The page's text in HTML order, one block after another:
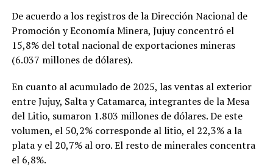
De acuerdo a los registros de la Dirección Nacional de
Promoción y Economía Minera, Jujuy concentró el
15,8% del total nacional de exportaciones mineras
(6.037 millones de dólares).
En cuanto al acumulado de 2025, las ventas al exterior
entre Jujuy, Salta y Catamarca, integrantes de la Mesa
del Litio, sumaron 1.803 millones de dólares. De este
volumen, el 50,2% corresponde al litio, el 22,3% a la
plata y el 20,7% al oro. El resto de minerales concentra
el 6,8%.